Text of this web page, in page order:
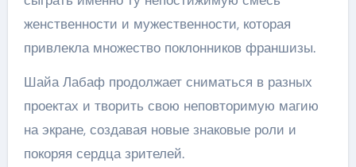
женственности и мужественности, которая
привлекла множество поклонников франшизы.
Шайа Лабаф продолжает сниматься в разных
проектах и творить свою неповторимую магию
на экране, создавая новые знаковые роли и
покоряя сердца зрителей.